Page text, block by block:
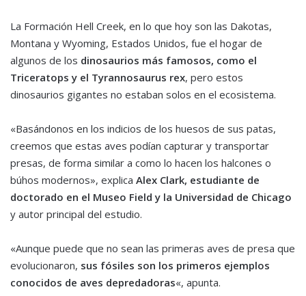
La Formación Hell Creek, en lo que hoy son las Dakotas,
Montana y Wyoming, Estados Unidos, fue el hogar de
algunos de los dinosaurios más famosos, como el
Triceratops y el Tyrannosaurus rex, pero estos
dinosaurios gigantes no estaban solos en el ecosistema.
«Basándonos en los indicios de los huesos de sus patas,
creemos que estas aves podían capturar y transportar
presas, de forma similar a como lo hacen los halcones o
búhos modernos», explica Alex Clark, estudiante de
doctorado en el Museo Field y la Universidad de Chicago
y autor principal del estudio.
«Aunque puede que no sean las primeras aves de presa que
evolucionaron, sus fósiles son los primeros ejemplos
conocidos de aves depredadoras«, apunta.